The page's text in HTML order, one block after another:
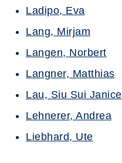
Ladipo, Eva
Lang, Mirjam
Langen, Norbert
Langner, Matthias
Lau, Siu Sui Janice
Lehnerer, Andrea
Liebhard, Ute